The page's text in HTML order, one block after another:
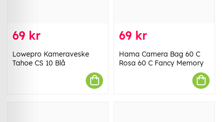
69 kr
Lowepro Kameraveske
Tahoe CS 10 Blå
69 kr
Hama Camera Bag 60 C
Rosa 60 C Fancy Memory